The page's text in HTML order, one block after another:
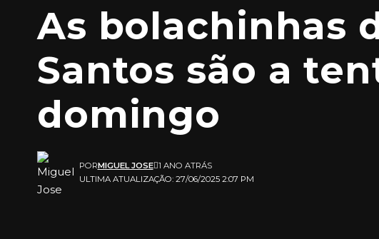
As bolachinhas
Santos são a
domingo
ULTIMA ATUALIZAÇÃO: 27/06/2025 2:07 PM
PORMIGUEL JOSE 1 ANO ATRÁS